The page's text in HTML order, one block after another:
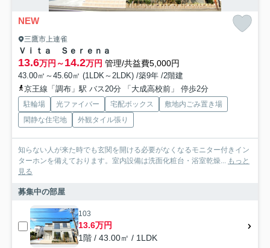
NEW
三鷹市上連雀
Ｖｉｔａ Ｓｅｒｅｎａ
13.6万円～14.2万円 管理/共益費5,000円
43.00㎡～45.60㎡ (1LDK～2LDK) /築9年 /2階建
京王線「調布」駅 バス20分 「大成高校前」 停歩2分
駐輪場 光ファイバー 宅配ボックス
敷地内ごみ置き場
閑静な住宅地
外観タイル張り
知らない人が来た時でも玄関を開ける必要がなくなるモニター付きイン
ターホンを備えております。室内設備は洗面化粧台・浴室乾燥... もっと
見る
募集中の部屋
103
13.6万円
1階 / 43.00㎡ / 1LDK